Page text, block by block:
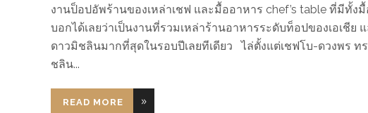
งานป็อปอัพร้านของเหล่าเชฟ และมื้ออาหาร chef’s table ที่มีทั้ง
บอกได้เลยว่าเป็นงานที่รวมเหล่าร้านอาหารระดับท็อปของเอเชี
ดาวมิชลินมากที่สุดในรอบปีเลยทีเดียว ไล่ตั้งแต่เชฟโบ-ดวงพร ท
ชลิน
READ MORE